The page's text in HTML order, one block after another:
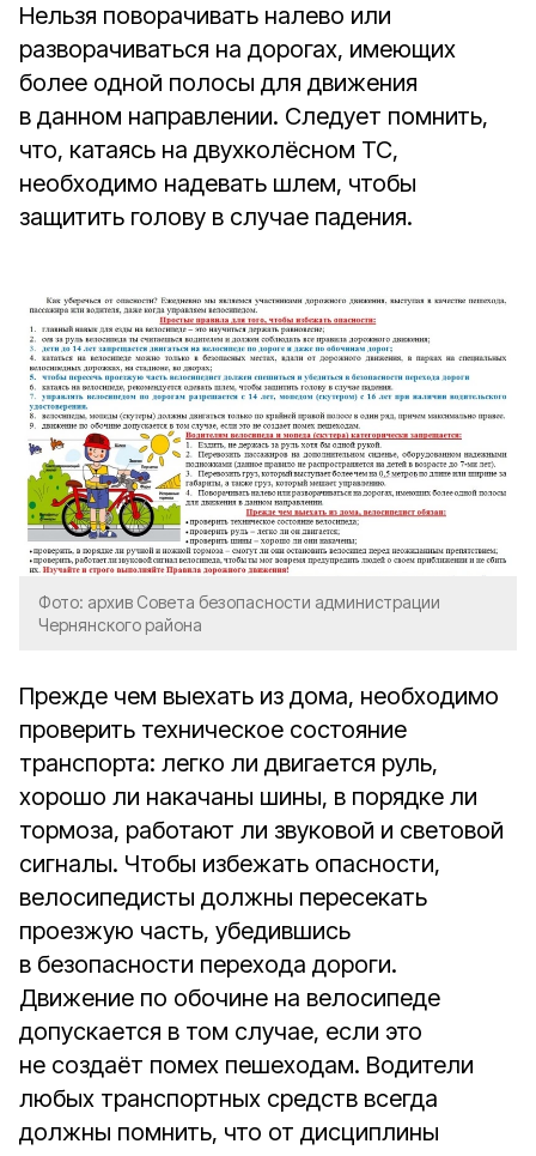
Нельзя поворачивать налево или
разворачиваться на дорогах, имеющих
более одной полосы для движения
в данном направлении. Следует помнить,
что, катаясь на двухколёсном ТС,
необходимо надевать шлем, чтобы
защитить голову в случае падения.
Фото: архив Совета безопасности администрации
Чернянского района
Прежде чем выехать из дома, необходимо
проверить техническое состояние
транспорта: легко ли двигается руль,
хорошо ли накачаны шины, в порядке ли
тормоза, работают ли звуковой и световой
сигналы. Чтобы избежать опасности,
велосипедисты должны пересекать
проезжую часть, убедившись
в безопасности перехода дороги.
Движение по обочине на велосипеде
допускается в том случае, если это
не создаёт помех пешеходам. Водители
любых транспортных средств всегда
должны помнить, что от дисциплины